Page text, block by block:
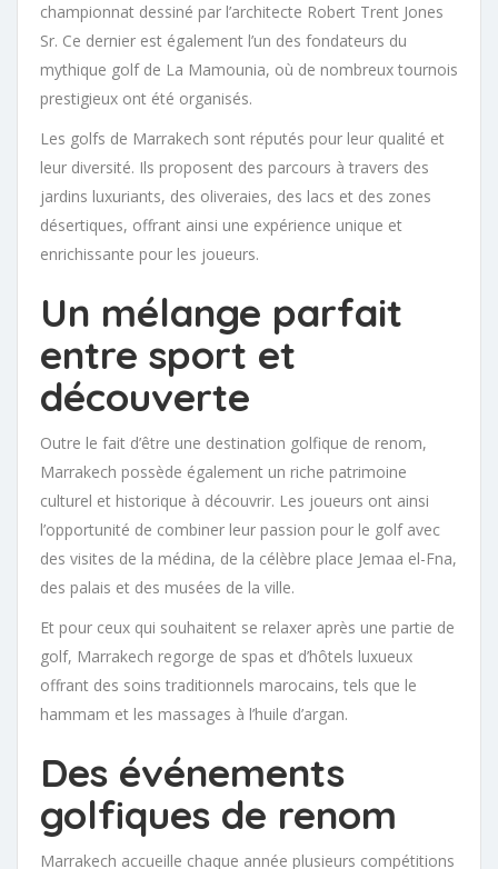
championnat dessiné par l’architecte Robert Trent Jones
Sr. Ce dernier est également l’un des fondateurs du
mythique golf de La Mamounia, où de nombreux tournois
prestigieux ont été organisés.
Les golfs de Marrakech sont réputés pour leur qualité et
leur diversité. Ils proposent des parcours à travers des
jardins luxuriants, des oliveraies, des lacs et des zones
désertiques, offrant ainsi une expérience unique et
enrichissante pour les joueurs.
Un mélange parfait
entre sport et
découverte
Outre le fait d’être une destination golfique de renom,
Marrakech possède également un riche patrimoine
culturel et historique à découvrir. Les joueurs ont ainsi
l’opportunité de combiner leur passion pour le golf avec
des visites de la médina, de la célèbre place Jemaa el-Fna,
des palais et des musées de la ville.
Et pour ceux qui souhaitent se relaxer après une partie de
golf, Marrakech regorge de spas et d’hôtels luxueux
offrant des soins traditionnels marocains, tels que le
hammam et les massages à l’huile d’argan.
Des événements
golfiques de renom
Marrakech accueille chaque année plusieurs compétitions